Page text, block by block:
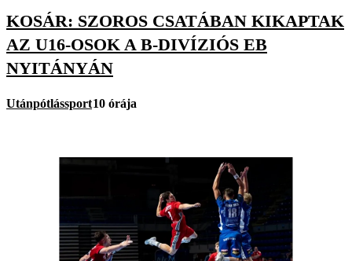
KOSÁR: SZOROS CSATÁBAN KIKAPTAK
AZ U16-OSOK A B-DIVÍZIÓS EB
NYITÁNYÁN
Utánpótlássport10 órája